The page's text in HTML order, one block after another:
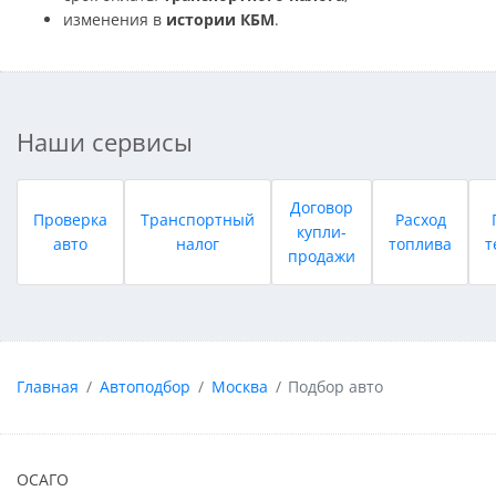
изменения в истории КБМ.
Наши сервисы
Проверка
авто
Транспортный
налог
Договор
купли-
продажи
Расход
топлива
Главная Автоподбор Москва Подбор авто
ОСАГО